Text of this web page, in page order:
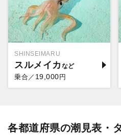
SHINSEIMARU
スルメイカ
乗合／ 19,000円
各都道府県の潮見表・